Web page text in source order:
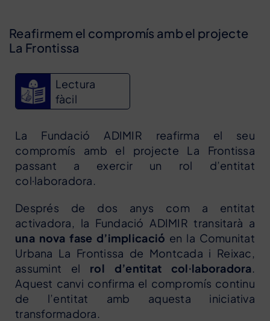
Reafirmem el compromís amb el projecte
La Frontissa
Lectura
fàcil
La Fundació ADIMIR reafirma el seu
compromís amb el projecte La Frontissa
passant a exercir un rol d’entitat
col·laboradora.
Després de dos anys com a entitat
activadora, la Fundació ADIMIR transitarà a
una nova fase d’implicació en la Comunitat
Urbana La Frontissa de Montcada i Reixac,
assumint el rol d’entitat col·laboradora
Aquest canvi confirma el compromís continu
de l’entitat amb aquesta iniciativa
transformadora.